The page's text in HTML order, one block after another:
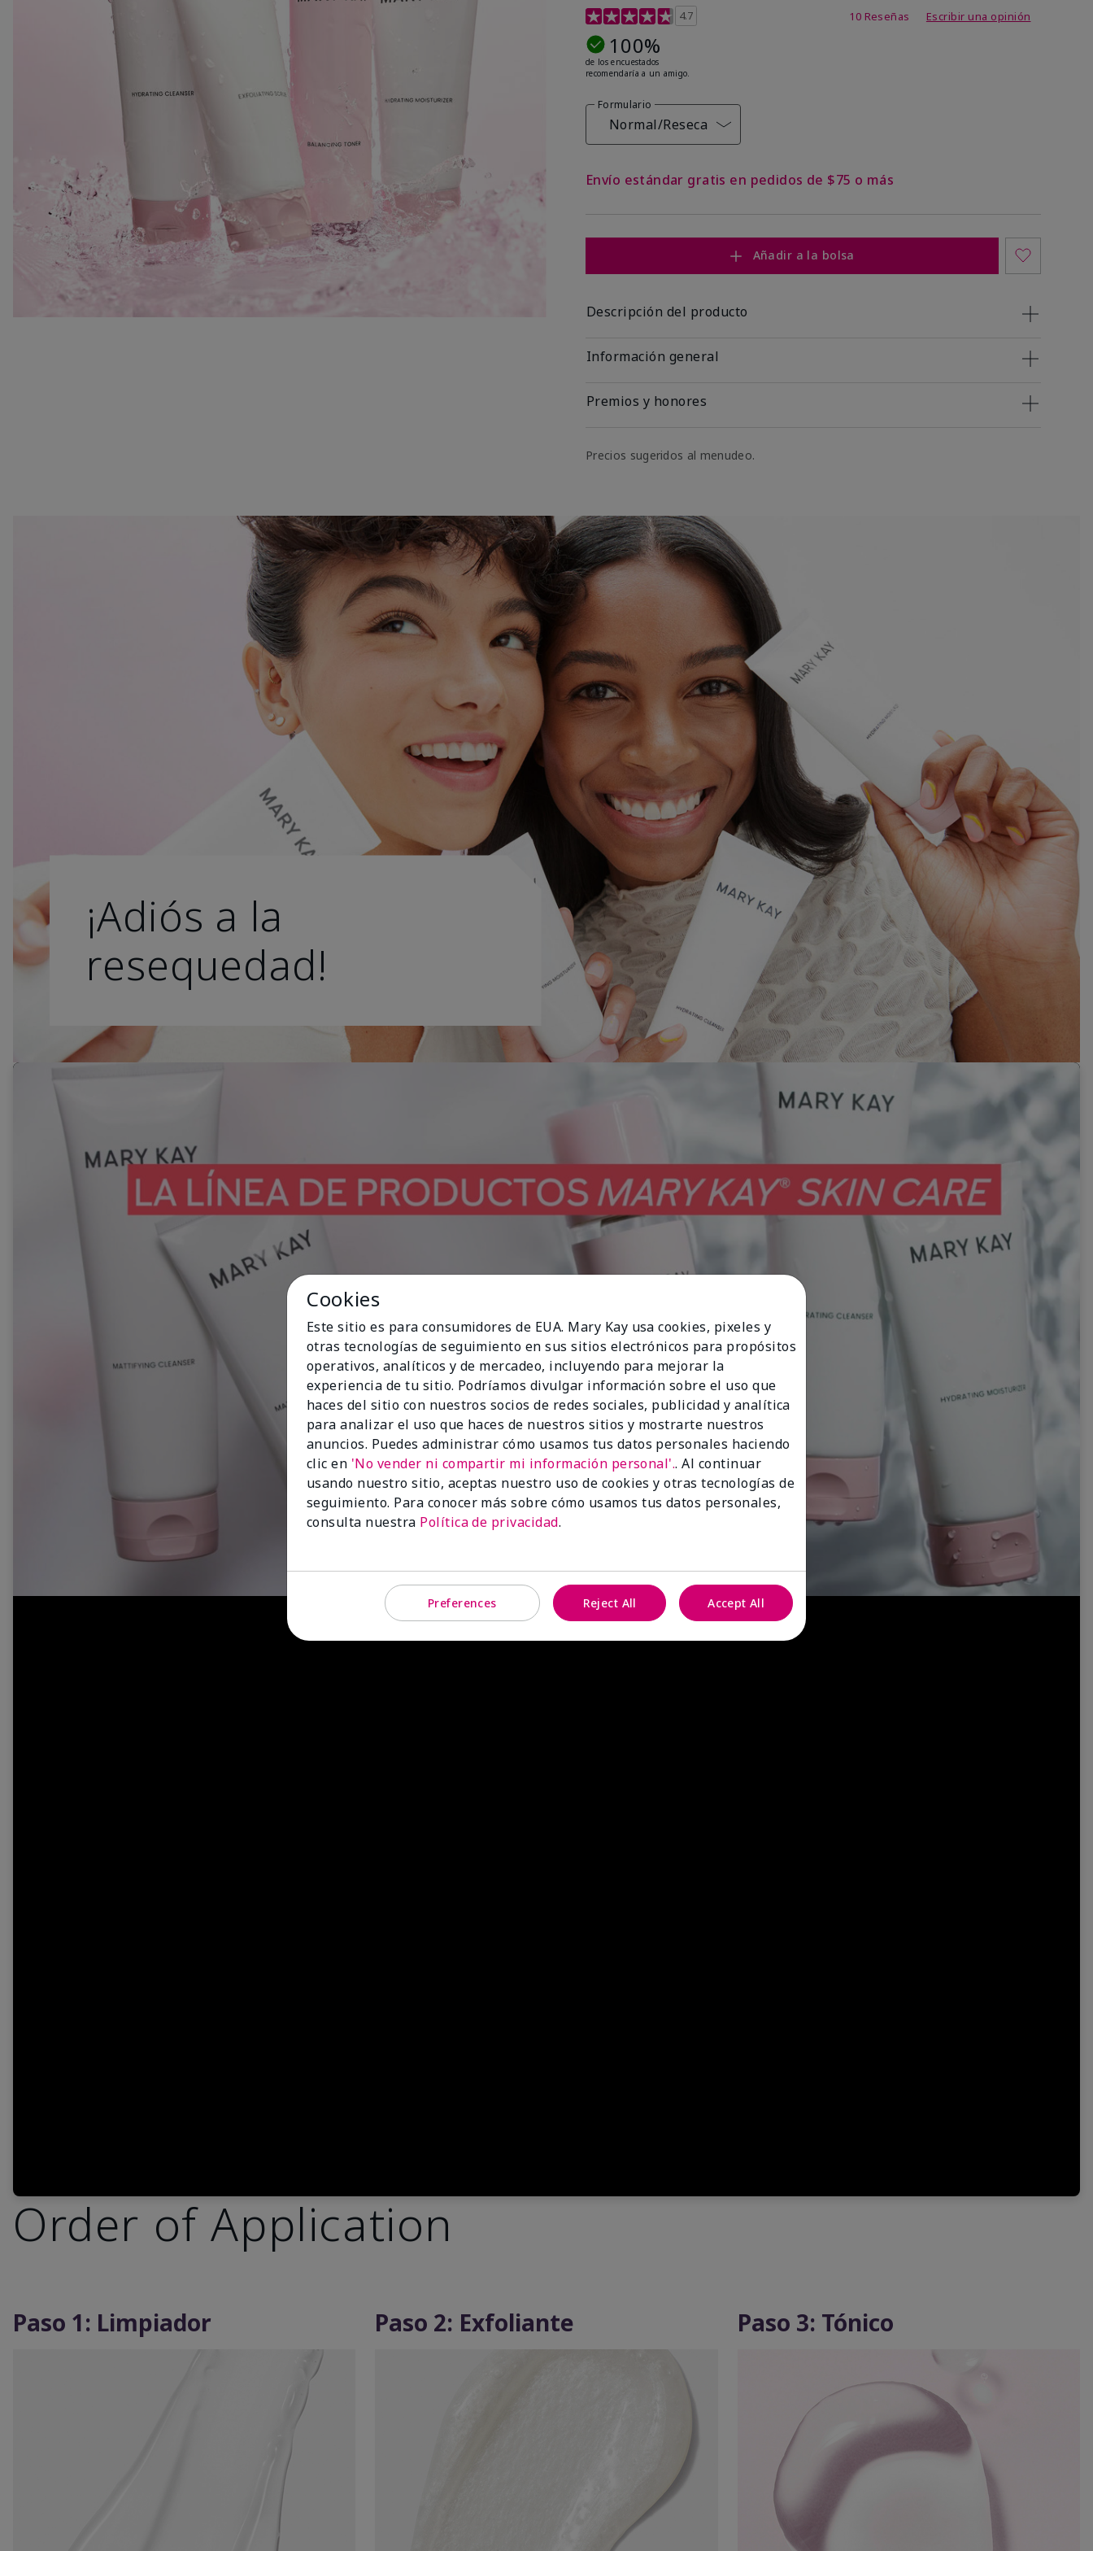
Calificación de clientes de 5 de 5
4.7 10 Reseñas Escribir una opinión
100%
de los encuestados
recomendaría a un amigo.
Formulario
Normal/Reseca
Envío estándar gratis en pedidos de $75 o más
Añadir a la bolsa
Descripción del producto
Información general
Premios y honores
Precios sugeridos al menudeo.
¡Adiós a la
resequedad!
Play
Video
Order of Application
Paso 1: Limpiador Paso 2: Exfoliante Paso 3: Tónico
Cookies
Este sitio es para consumidores de EUA. Mary Kay usa cookies, pixeles y
otras tecnologías de seguimiento en sus sitios electrónicos para propósitos
operativos, analíticos y de mercadeo, incluyendo para mejorar la
experiencia de tu sitio. Podríamos divulgar información sobre el uso que
haces del sitio con nuestros socios de redes sociales, publicidad y analítica
para analizar el uso que haces de nuestros sitios y mostrarte nuestros
anuncios. Puedes administrar cómo usamos tus datos personales haciendo
clic en 'No vender ni compartir mi información personal'.. Al continuar
usando nuestro sitio, aceptas nuestro uso de cookies y otras tecnologías de
seguimiento. Para conocer más sobre cómo usamos tus datos personales,
consulta nuestra Política de privacidad.
Preferences Reject All Accept All